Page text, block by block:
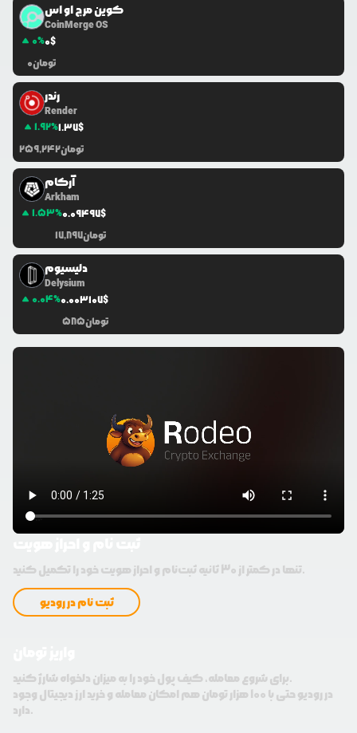
کوین مرج او اس
CoinMerge OS
0%0$
0تومان
رندر
Render
1.92%1.37$
259,242تومان
آرکام
Arkham
1.53%0.09497$
17,897تومان
دلیسیوم
Delysium
0.04%0.003107$
585تومان
تنها در کمتر از 30 ثانیه ثبت‌نام و احراز هویت خود را تکمیل کنید.
ثبت نام در رودیو
برای شروع معامله، کیف پول خود را به میزان دلخواه شارژ کنید.
در رودیو حتی با 100 هزار تومان هم امکان معامله و خرید ارز دیجیتال وجود
دارد.